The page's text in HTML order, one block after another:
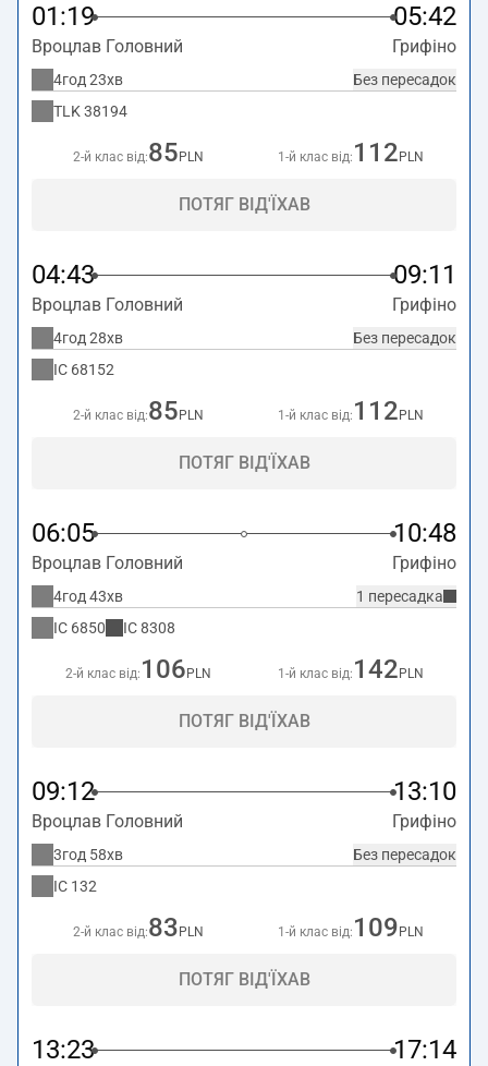
01:19 05:42
Вроцлав Головний Грифіно
Без пересадок
4год 23хв
TLK 38194
2-й клас від:85 PLN 1-й клас від: 112 PLN
ПОТЯГ ВІД'ЇХАВ
04:43 09:11
Вроцлав Головний Грифіно
Без пересадок
4год 28хв
IC 68152
2-й клас від:85 PLN 1-й клас від: 112 PLN
ПОТЯГ ВІД'ЇХАВ
06:05 10:48
Вроцлав Головний Грифіно
1 пересадка
4год 43хв
IC 6850 IC8308
2-й клас від: 106 PLN 1-й клас від: 142 PLN
ПОТЯГ ВІД'ЇХАВ
09:12 13:10
Вроцлав Головний Грифіно
Без пересадок
3год 58хв
IC 132
2-й клас від:83 PLN 1-й клас від: 109 PLN
ПОТЯГ ВІД'ЇХАВ
13:23 17:14